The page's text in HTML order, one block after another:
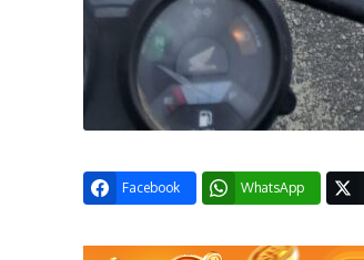
Facebook WhatsApp